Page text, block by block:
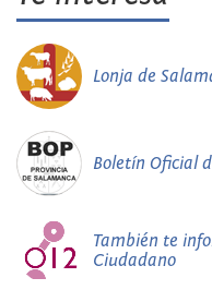
Lonja de
Boletín Oficial
También te
Ciudadano